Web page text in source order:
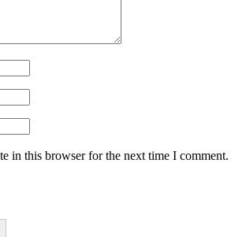
in this browser for the next time I comment.